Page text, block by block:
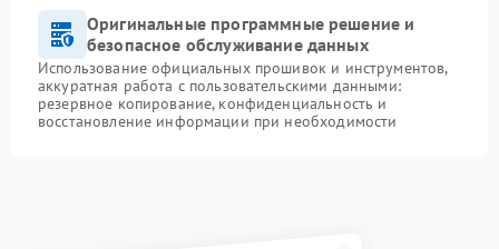
Оригинальные программные решение и
безопасное обслуживание данных
Использование официальных прошивок и инструментов,
аккуратная работа с пользовательскими данными:
резервное копирование, конфиденциальность и
восстановление информации при необходимости